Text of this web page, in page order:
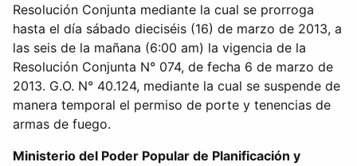
Resolución Conjunta mediante la cual se prorroga
hasta el día sábado dieciséis (16) de marzo de 2013, a
las seis de la mañana (6:00 am) la vigencia de la
Resolución Conjunta N° 074, de fecha 6 de marzo de
2013. G.O. N° 40.124, mediante la cual se suspende de
manera temporal el permiso de porte y tenencias de
armas de fuego.
Ministerio del Poder Popular de Planificación y